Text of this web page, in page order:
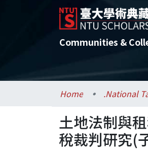
Communities &
Home
土地法制與
稅裁判研究(